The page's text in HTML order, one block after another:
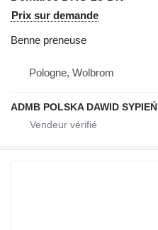
Prix sur demande
Benne preneuse
Pologne, Wolbrom
ADMB POLSKA DAWID SYPIEŃ